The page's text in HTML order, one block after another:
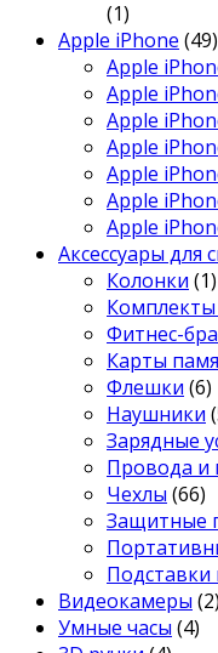
(1)
Apple iPhone (49)
Apple
Apple
Apple
Apple
Apple
Apple
Apple
Аксессуары для
Колонки (1)
Фитнес-
Карты
Флешки (6)
Наушники
Зарядные
Провода и
Чехлы (66)
Защитные
Подставки
Видеокамеры (2)
Умные часы (4)